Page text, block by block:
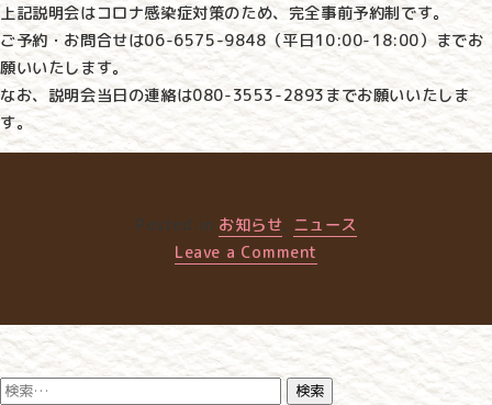
上記説明会はコロナ感染症対策のため、完全事前予約制です。
ご予約・お問合せは06-6575-9848（平日10:00-18:00）までお
願いいたします。
なお、説明会当日の連絡は080-3553-2893までお願いいたしま
す。
Posted in お知らせ ニュース
Leave a Comment
検